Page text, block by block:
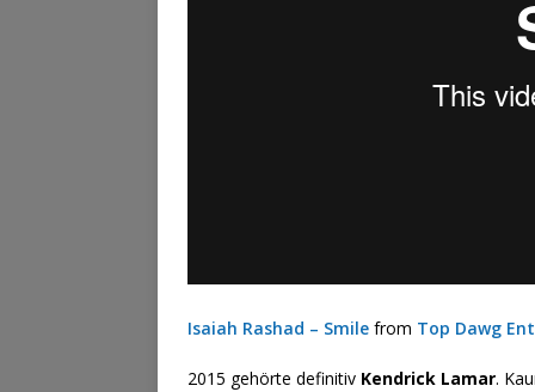
Isaiah Rashad – Smile from Top Dawg
2015 gehörte definitiv Kendrick Lamar.